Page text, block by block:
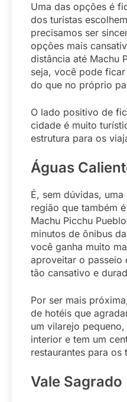
Uma das opções é
dos turistas
precisamos ser
opções mais
distância até Machu
seja, você pode
do que no próprio
O lado positivo de
cidade é muito
estrutura para os
Águas
É, sem dúvidas,
região que também
Machu Picchu
minutos de ônibus
você ganha muito
aproveitar o passeio
tão cansativo e
Por ser mais
de hotéis que
um vilarejo
interior e tem um
restaurantes para os
Vale Sagrado